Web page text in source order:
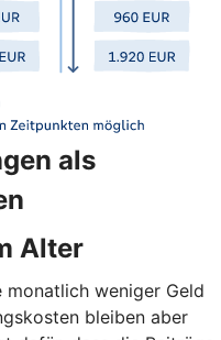
als
Alter
monatlich weniger Geld
bleiben aber